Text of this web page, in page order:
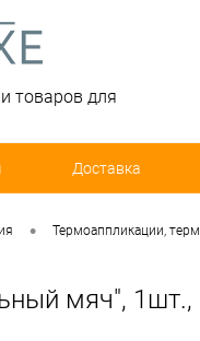
товаров для
Доставка
• Термоаппликации,
мяч", 1шт.,